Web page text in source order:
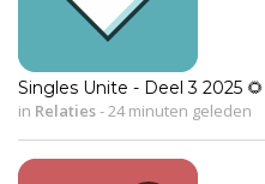
Singles Unite - Deel 3 2025
in Relaties- 24 minuten geleden